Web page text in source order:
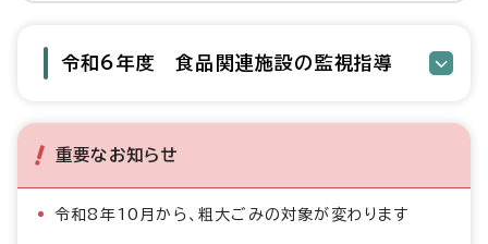
令和6年度 食品関連施設の監視指導
重要なお知らせ
令和8年10月から、粗大ごみの対象が変わります